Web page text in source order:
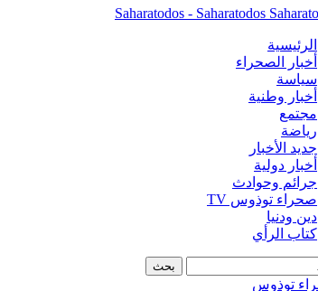
Saharatodos - Saharatodos
الرئيسية
أخبار الصحراء
سياسة
أخبار وطنية
مجتمع
رياضة
جديد الأخبار
أخبار دولية
جرائم وحوادث
صحراء توذوس TV
دين ودنيا
كتاب الرأي